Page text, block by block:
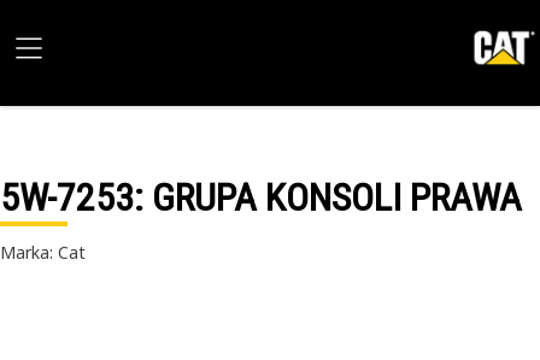
5W-7253: GRUPA KONSOLI PRAWA
Marka: Cat